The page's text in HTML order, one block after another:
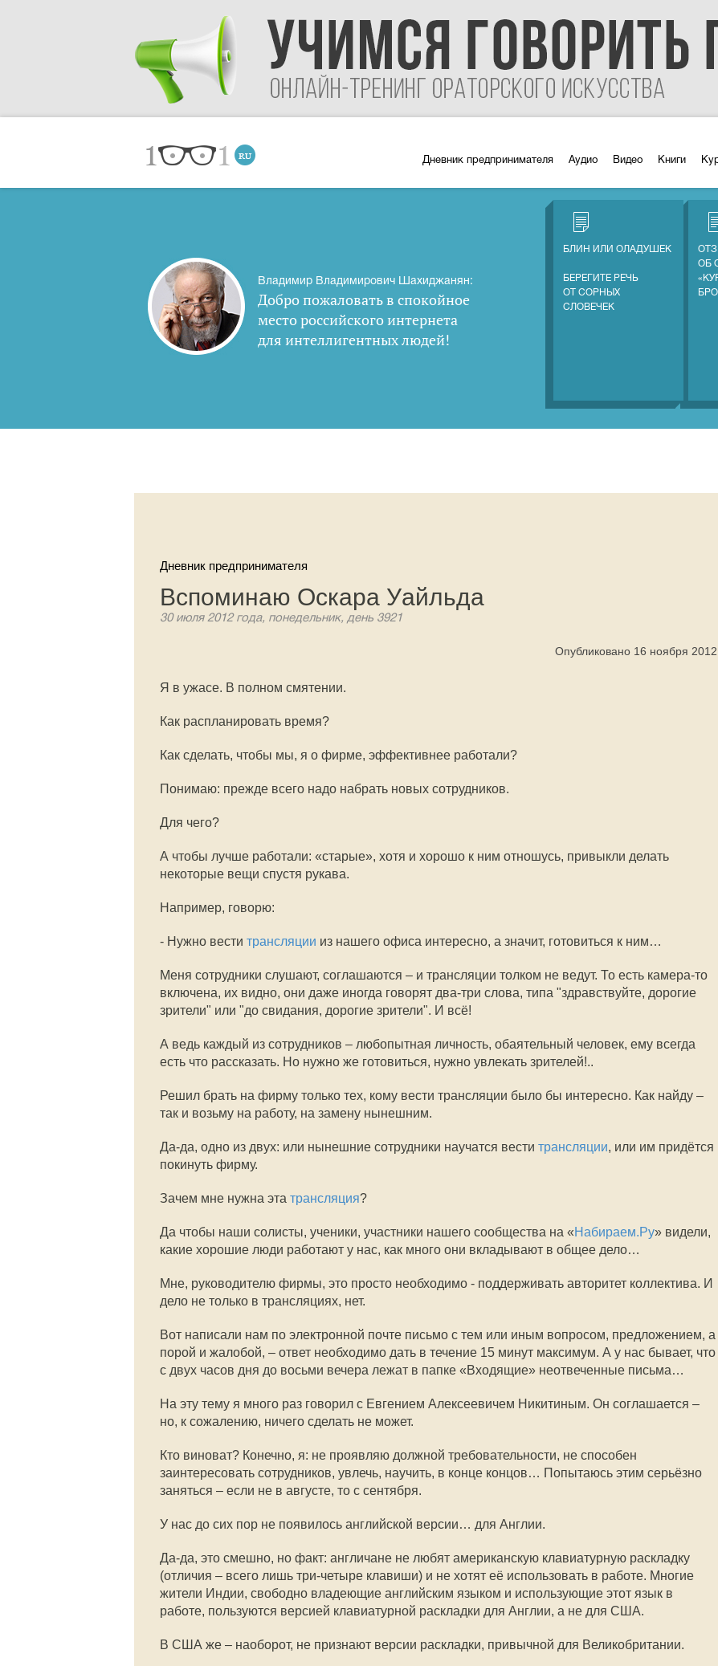
Дневник предпринимателя Аудио Видео Книги
Владимир Владимирович Шахиджанян:
Добро пожаловать в спокойное
место российского интернета
для интеллигентных людей!
БЛИН ИЛИ ОЛАДУШЕК
БЕРЕГИТЕ РЕЧЬ
ОТ СОРНЫХ
СЛОВЕЧЕК
ОБ
Дневник предпринимателя
Вспоминаю Оскара Уайльда
30 июля 2012 года, понедельник, день 3921
Опубликовано 16 ноября 2012
Я в ужасе. В полном смятении.
Как распланировать время?
Как сделать, чтобы мы, я о фирме, эффективнее работали?
Понимаю: прежде всего надо набрать новых сотрудников.
Для чего?
А чтобы лучше работали: «старые», хотя и хорошо к ним отношусь, привыкли делать
некоторые вещи спустя рукава.
Например, говорю:
- Нужно вести трансляции из нашего офиса интересно, а значит, готовиться к ним…
Меня сотрудники слушают, соглашаются – и трансляции толком не ведут. То есть камера-то
включена, их видно, они даже иногда говорят два-три слова, типа "здравствуйте, дорогие
зрители" или "до свидания, дорогие зрители". И всё!
А ведь каждый из сотрудников – любопытная личность, обаятельный человек, ему всегда
есть что рассказать. Но нужно же готовиться, нужно увлекать зрителей!..
Решил брать на фирму только тех, кому вести трансляции было бы интересно. Как найду –
так и возьму на работу, на замену нынешним.
Да-да, одно из двух: или нынешние сотрудники научатся вести трансляции, или им придётся
покинуть фирму.
Зачем мне нужна эта трансляция?
Да чтобы наши солисты, ученики, участники нашего сообщества на «Набираем.Ру» видели,
какие хорошие люди работают у нас, как много они вкладывают в общее дело…
Мне, руководителю фирмы, это просто необходимо - поддерживать авторитет коллектива. И
дело не только в трансляциях, нет.
Вот написали нам по электронной почте письмо с тем или иным вопросом, предложением, а
порой и жалобой, – ответ необходимо дать в течение 15 минут максимум. А у нас бывает, что
с двух часов дня до восьми вечера лежат в папке «Входящие» неотвеченные письма…
На эту тему я много раз говорил с Евгением Алексеевичем Никитиным. Он соглашается –
но, к сожалению, ничего сделать не может.
Кто виноват? Конечно, я: не проявляю должной требовательности, не способен
заинтересовать сотрудников, увлечь, научить, в конце концов… Попытаюсь этим серьёзно
заняться – если не в августе, то с сентября.
У нас до сих пор не появилось английской версии… для Англии.
Да-да, это смешно, но факт: англичане не любят американскую клавиатурную раскладку
(отличия – всего лишь три-четыре клавиши) и не хотят её использовать в работе. Многие
жители Индии, свободно владеющие английским языком и использующие этот язык в
работе, пользуются версией клавиатурной раскладки для Англии, а не для США.
В США же – наоборот, не признают версии раскладки, привычной для Великобритании.